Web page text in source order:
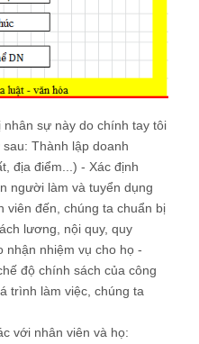
sự này do chính tay tôi
Thành lập doanh
địa điểm...) - Xác định
người làm và tuyển dụng
viên đến, chúng ta chuẩn bị
lương, nội quy, quy
nhận nhiệm vụ cho họ -
độ chính sách của công
trình làm việc, chúng ta
với nhân viên và họ: